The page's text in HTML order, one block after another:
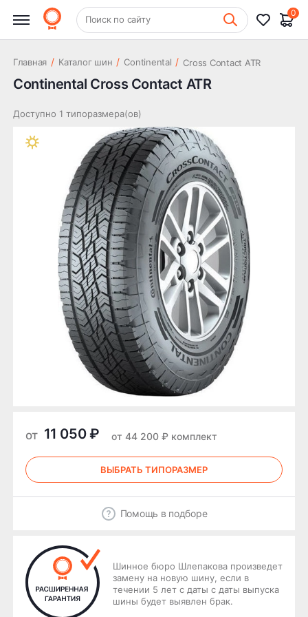
+7 (831) 261-35-35 Шиномонтаж
Поиск по сайту
0
Главная / Каталог шин / Continental / Cross Contact ATR
Continental Cross Contact ATR
Доступно 1 типоразмера(ов)
от 11 050 ₽ от 44 200 ₽ комплект
ВЫБРАТЬ ТИПОРАЗМЕР
Помощь в подборе
Шинное бюро Шлепакова произведет
замену на новую шину, если в
течении 5 лет с даты с даты выпуска
шины будет выявлен брак.